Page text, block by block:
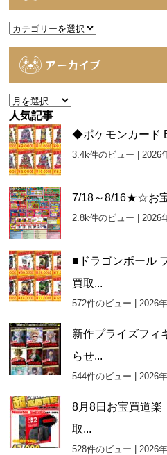
カ
アーカイブ
ア
ー
カ
イ
ブ
人気記事
◆ポケモンカード
3.4k件のビュー 2026
7/18～8/16★☆お
2.8k件のビュー 2026
■ドラゴンボール
買取...
572件のビュー 2026
新作プライズフィ
らせ...
544件のビュー 2026
8月8日お宝買道
取...
528件のビュー 2026